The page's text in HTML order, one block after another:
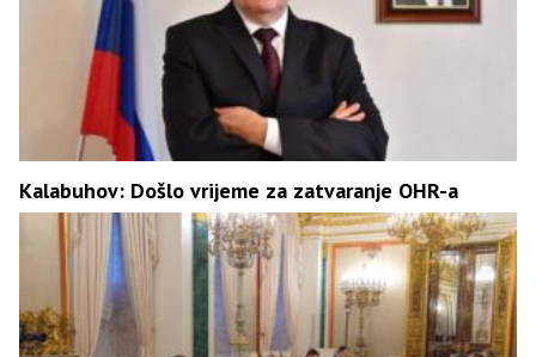
Kalabuhov: Došlo vrijeme za zatvaranje OHR-a